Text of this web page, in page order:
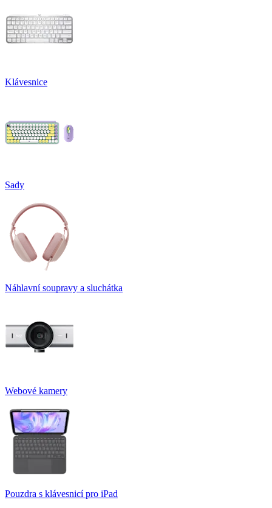
Klávesnice
Sady
Náhlavní soupravy a sluchátka
Webové kamery
Pouzdra s klávesnicí pro iPad